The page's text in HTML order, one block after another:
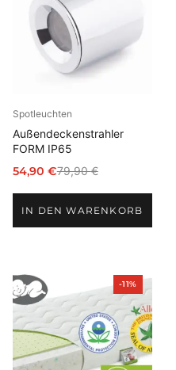
Spotleuchten
Außendeckenstrahler
FORM IP65
79,90€
Ursprünglicher
Preis
war:
79,90 €
54,90 €
Aktueller
Preis
ist:
54,90 €.
IN DEN WARENKORB
-11%Produkt
im
Angebot